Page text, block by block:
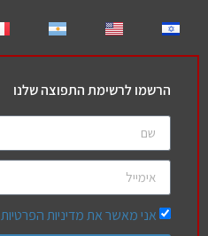
הרשמו לרשימת התפוצה שלנו
אני מאשר את מדיניות הפרטיות